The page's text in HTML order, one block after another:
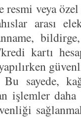
resmi veya
arası
kredi kartı
sayede,
işlemler